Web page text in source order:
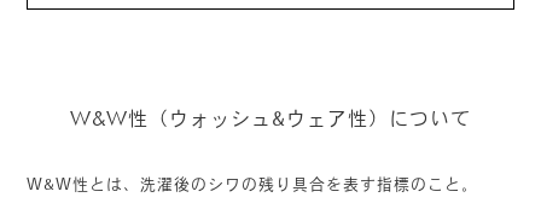
W&W性（ウォッシュ&ウェア性）について
W&W性とは、洗濯後のシワの残り具合を表す指標のこと。